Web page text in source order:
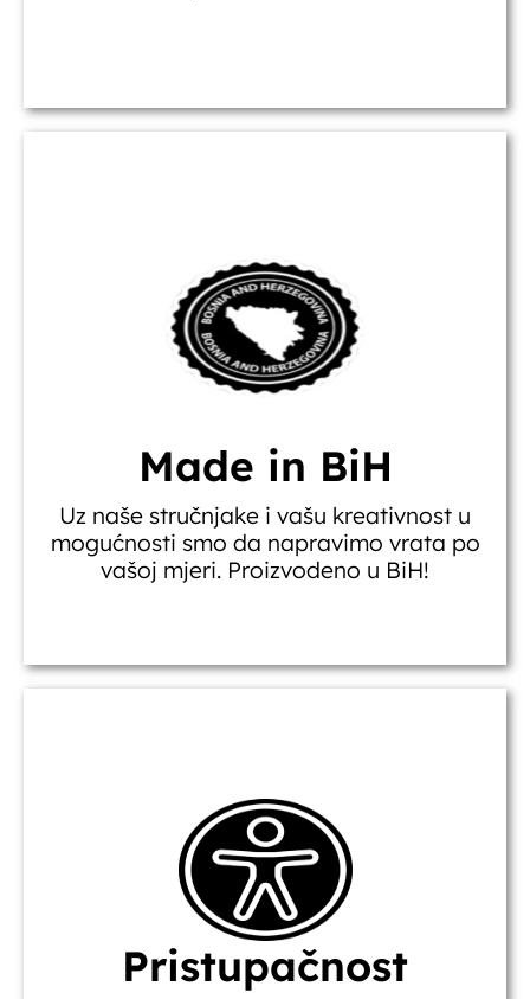
Made in BiH
Uz naše stručnjake i vašu kreativnost u
mogućnosti smo da napravimo vrata po
vašoj mjeri. Proizvodeno u BiH!
Pristupačnost